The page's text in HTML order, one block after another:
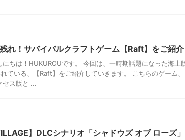
れ！サバイバルクラフトゲーム【Raft】をご紹介
にちは！HUKUROUです。 今回は、一時期話題になった海上
ている、【Raft】をご紹介していきます。 こちらのゲーム、
セス版と ...
】DLCシナリオ「シャドウズ オブ ローズ」